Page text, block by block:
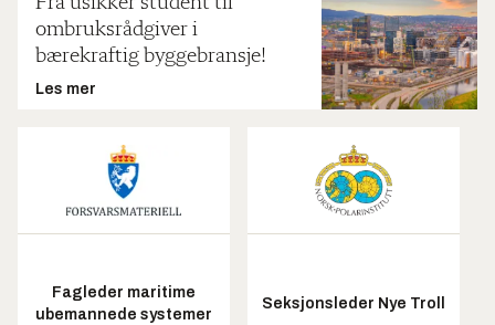
ombruksrådgiver i
bærekraftig byggebransje!
Les mer
Fagleder maritime
ubemannede systemer
Seksjonsleder Nye Troll